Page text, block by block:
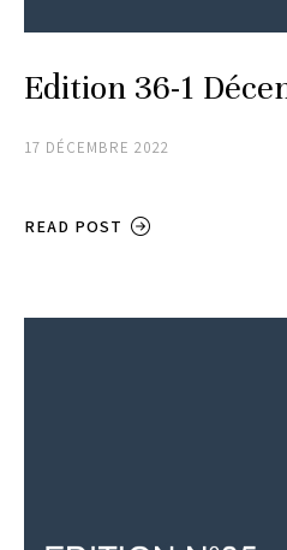
Edition 36-1
17 DÉCEMBRE 2022
READ POST